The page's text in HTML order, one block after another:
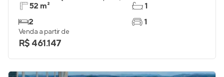
52 m²
2
1
1
Venda a partir de
R$ 461.147